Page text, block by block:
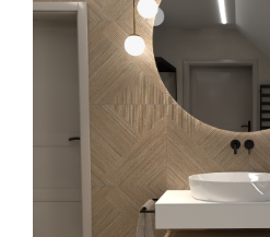
Łazienka w
#Łazienka